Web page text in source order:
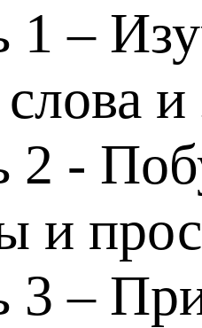
1 –
2 -
и
3 –